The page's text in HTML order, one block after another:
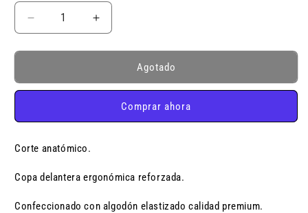
Reducir
cantidad
para
JOCKSTRAP
Aumentar
cantidad
para
NIGHTLIFE
JOCKSTRAP
Agotado
Comprar ahora
Corte anatómico.
Copa delantera ergonómica reforzada.
Confeccionado con algodón elastizado calidad premium.